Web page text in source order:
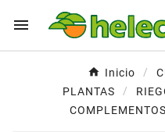

Inicio
PLANTAS
COMPLEMENTOS